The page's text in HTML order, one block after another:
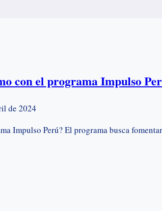
con el programa Impulso
de 2024
Impulso Perú? El programa busca